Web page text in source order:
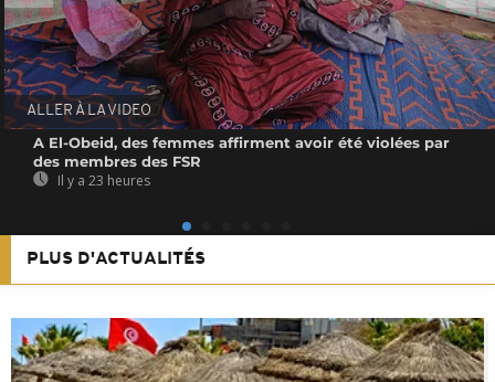
ALLER À LA VIDEO
A El-Obeid, des femmes affirment avoir été violées par
des membres des FSR
Il y a 23 heures
PLUS D'ACTUALITÉS